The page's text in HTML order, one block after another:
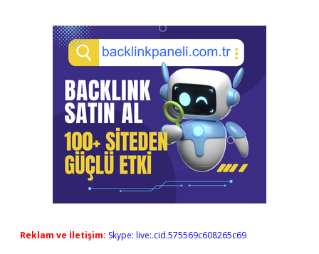
Reklam ve İletişim: Skype: live:.cid.575569c608265c69